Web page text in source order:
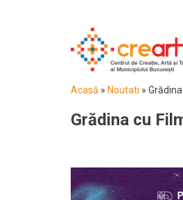
Acasă » Noutati »
Grădina cu